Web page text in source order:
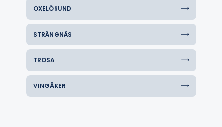
OXELÖSUND
STRÄNGNÄS
TROSA
VINGÅKER